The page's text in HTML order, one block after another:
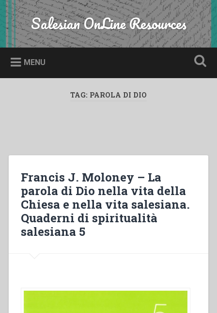
Skip
to
content
Search Salesian OnLine Resources
MENU
TAG: PAROLA DI DIO
Francis J. Moloney – La
parola di Dio nella vita della
Chiesa e nella vita salesiana.
Quaderni di spiritualità
salesiana 5